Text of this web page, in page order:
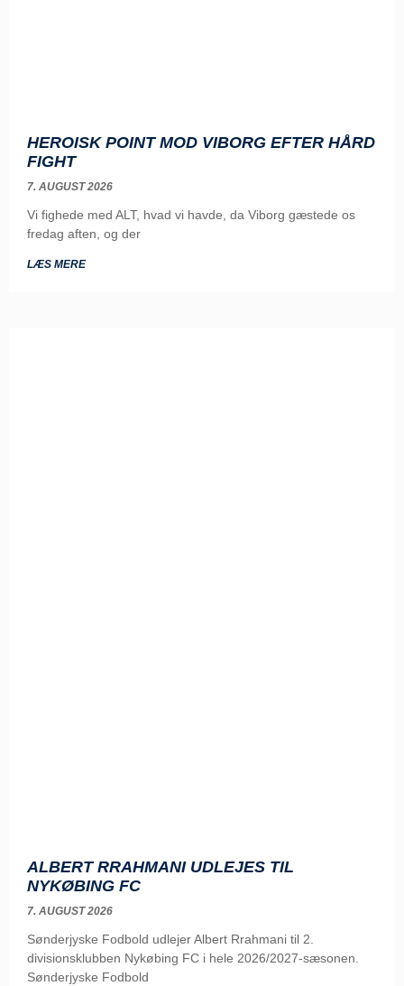
HEROISK POINT MOD VIBORG EFTER HÅRD
FIGHT
7. AUGUST 2026
Vi fighede med ALT, hvad vi havde, da Viborg gæstede os
fredag aften, og der
LÆS MERE
ALBERT RRAHMANI UDLEJES TIL
NYKØBING FC
7. AUGUST 2026
Sønderjyske Fodbold udlejer Albert Rrahmani til 2.
divisionsklubben Nykøbing FC i hele 2026/2027-sæsonen.
Sønderjyske Fodbold